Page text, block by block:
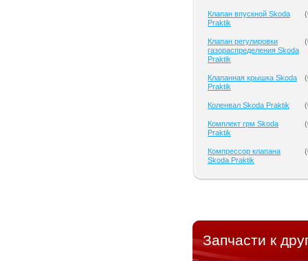
Клапан впускной Skoda
Praktik
(
Клапан регулировки
газораспределения Skoda
Praktik
(
Клапанная крышка Skoda
Praktik
(
Коленвал Skoda Praktik (
Комплект грм Skoda
Praktik
(
Компрессор клапана
Skoda Praktik
(
Запчасти к